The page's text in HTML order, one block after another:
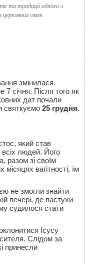
та традиції одного з
церковних свят
змінилася.
січня. Після того як
дат почали
святкуємо 25 грудня.
який став
людей. Його
разом зі своїм
вагітності, їм
не змогли знайти
печері, де пастухи
судилося стати
Ісусу
Слідом за
принесли